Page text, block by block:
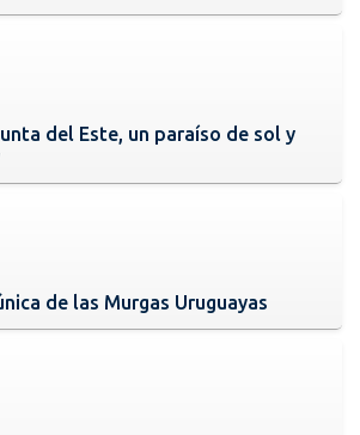
del Este, un paraíso de sol y
de las Murgas Uruguayas